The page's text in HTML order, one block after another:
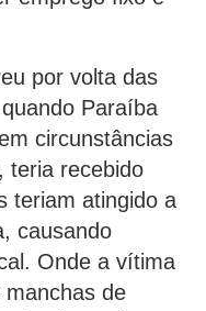
por volta das
Paraíba
circunstâncias
teria recebido
teriam atingido a
causando
Onde a vítima
de